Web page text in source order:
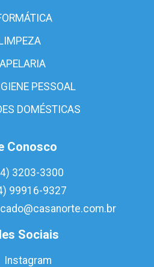
PESSOAL
DOMÉSTICAS
Conosco
3203-3300
99916-9327
Sociais
Instagram